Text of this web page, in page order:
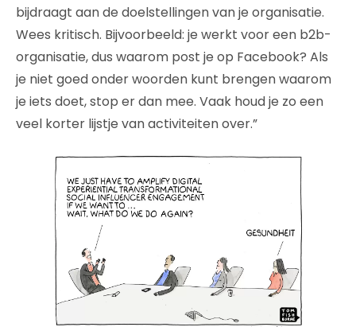
bijdraagt aan de doelstellingen van je organisatie.
Wees kritisch. Bijvoorbeeld: je werkt voor een b2b-
organisatie, dus waarom post je op Facebook? Als
je niet goed onder woorden kunt brengen waarom
je iets doet, stop er dan mee. Vaak houd je zo een
veel korter lijstje van activiteiten over.”